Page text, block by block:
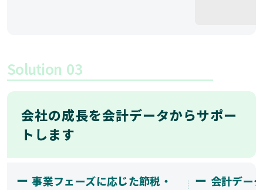
Solution 03
会社の成長を会計データからサポー
トします
ー 事業フェーズに応じた節税・
ー 会計デー